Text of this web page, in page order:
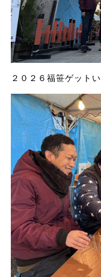
２０２６福笹ゲット